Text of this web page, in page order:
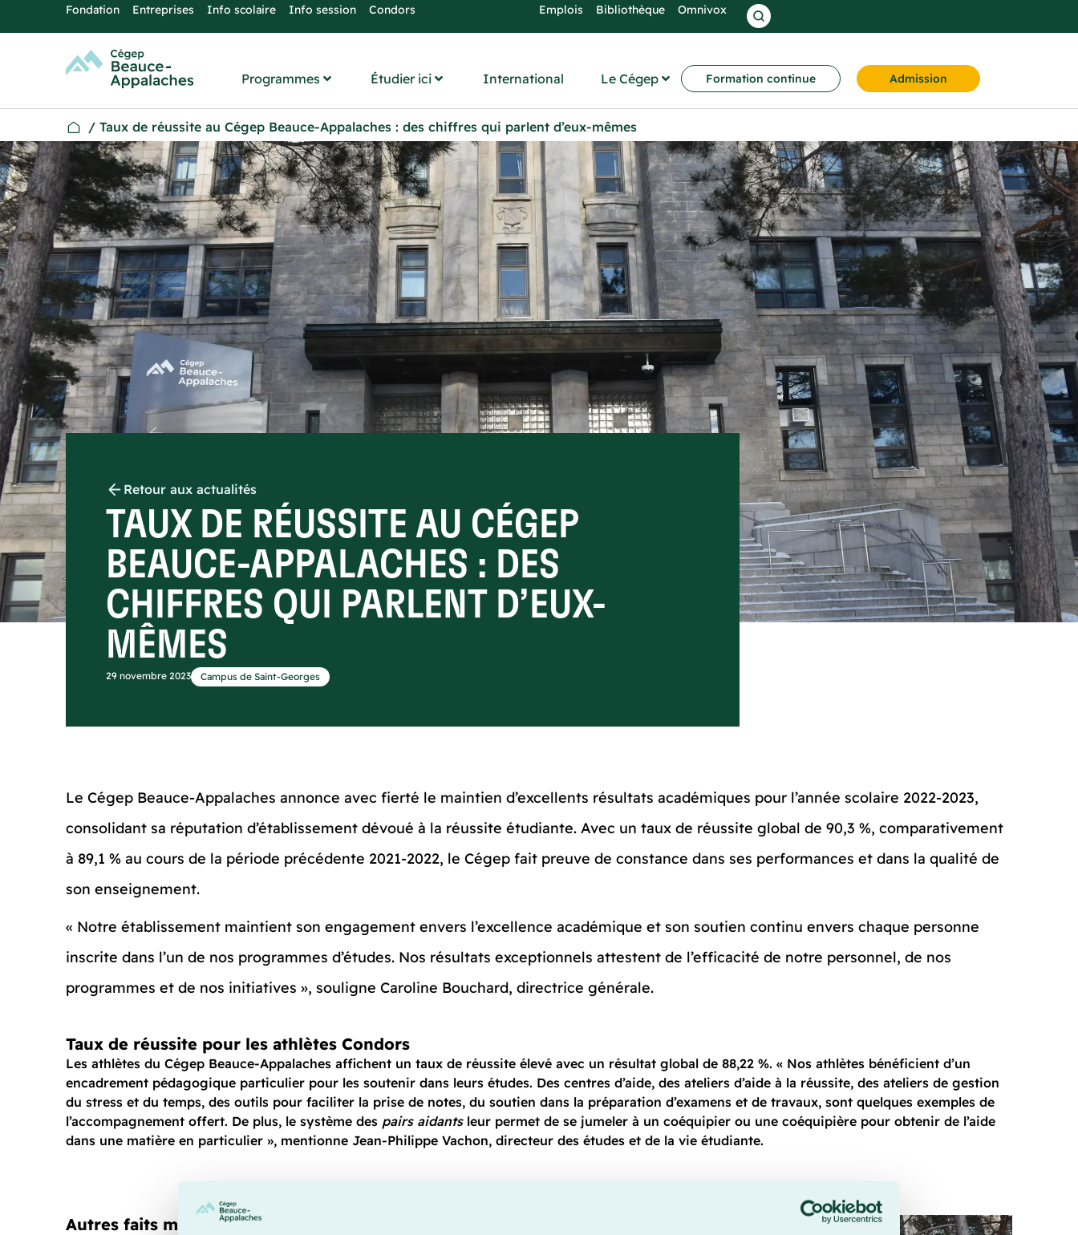
Fondation Entreprises Info scolaire Info session Condors Emplois Bibliothèque Omnivox
Programmes Étudier ici International Le Cégep Formation continue Admission
/ Taux de réussite au Cégep Beauce-Appalaches : des chiffres qui parlent d’eux-mêmes
Retour aux actualités
TAUX DE RÉUSSITE AU CÉGEP
BEAUCE-APPALACHES : DES
CHIFFRES QUI PARLENT D’EUX-
MÊMES
29 novembre 2023 Campus de Saint-Georges
Le Cégep Beauce-Appalaches annonce avec fierté le maintien d’excellents résultats académiques pour l’année scolaire 2022-2023,
consolidant sa réputation d’établissement dévoué à la réussite étudiante. Avec un taux de réussite global de 90,3 %, comparativement
à 89,1 % au cours de la période précédente 2021-2022, le Cégep fait preuve de constance dans ses performances et dans la qualité de
son enseignement.
« Notre établissement maintient son engagement envers l’excellence académique et son soutien continu envers chaque personne
inscrite dans l’un de nos programmes d’études. Nos résultats exceptionnels attestent de l’efficacité de notre personnel, de nos
programmes et de nos initiatives », souligne Caroline Bouchard, directrice générale.
Taux de réussite pour les athlètes Condors
Les athlètes du Cégep Beauce-Appalaches affichent un taux de réussite élevé avec un résultat global de 88,22 %. « Nos athlètes bénéficient d’un
encadrement pédagogique particulier pour les soutenir dans leurs études. Des centres d’aide, des ateliers d’aide à la réussite, des ateliers de gestion
du stress et du temps, des outils pour faciliter la prise de notes, du soutien dans la préparation d’examens et de travaux, sont quelques exemples de
l’accompagnement offert. De plus, le système des pairs aidantsleur permet de se jumeler à un coéquipier ou une coéquipière pour obtenir de l’aide
dans une matière en particulier », mentionne Jean-Philippe Vachon, directeur des études et de la vie étudiante.
Autres faits marquants